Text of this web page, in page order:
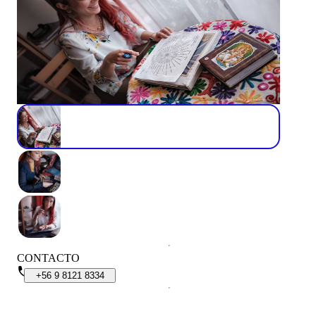
CONTACTO
+56 9 8121 8334